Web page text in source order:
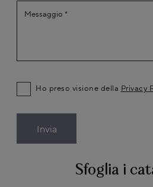
Sfoglia i
Ho preso visione della Privacy
Invia